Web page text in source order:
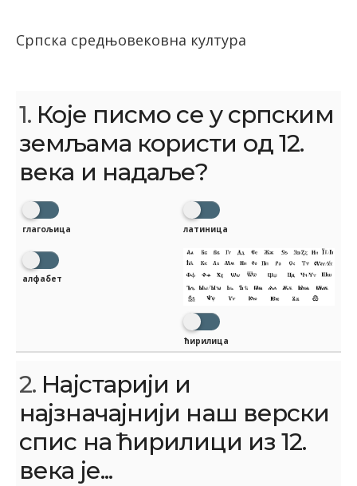
Српска средњовековна култура
1. Које писмо се у српским
земљама користи од 12.
века и надаље?
глагољица латиница
алфабет
ћирилица
2. Најстарији и
најзначајнији наш верски
спис на ћирилици из 12.
века је...